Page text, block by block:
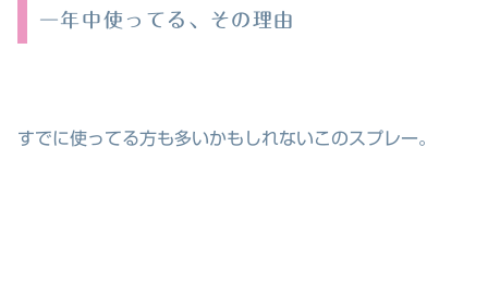
一年中使ってる、その理由
すでに使ってる方も多いかもしれないこのスプレー。